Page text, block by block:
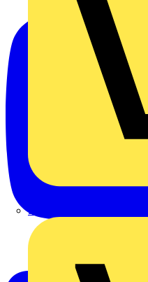
Emil Löffelhardt GmbH &